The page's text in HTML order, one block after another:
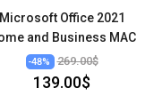
Microsoft Office 2021
and Business MAC
-48% 269.00$
139.00$